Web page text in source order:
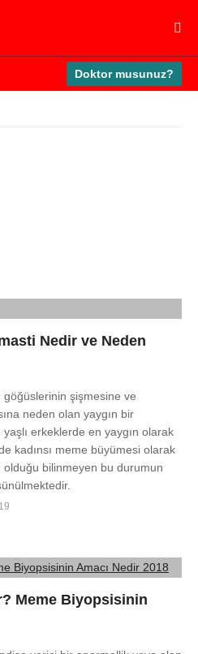
Doktor musunuz?
Nedir ve Neden
şişmesine ve
neden olan yaygın bir
erkeklerde en yaygın olarak
kadınsı meme büyümesi olarak
olduğu bilinmeyen bu durumun
Meme Biyopsisinin